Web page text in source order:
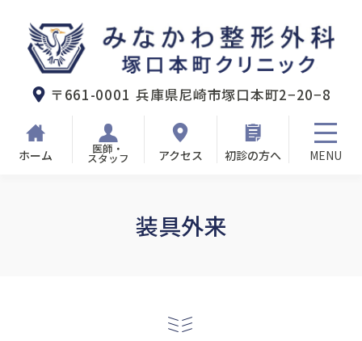
みなかわ整形外科塚口本町クリニック
〒661-0001 兵庫県尼崎市塚口本町2−20−8
ホーム 医師・
スタッフ アクセス 初診の方へ
装具外来